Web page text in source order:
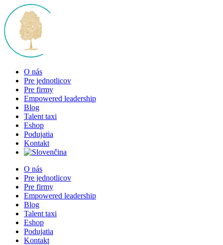
Skip
to
content
O nás
Pre jednotlicov
Pre firmy
Empowered leadership
Blog
Talent taxi
Eshop
Podujatia
Kontakt
O nás
Pre jednotlicov
Pre firmy
Empowered leadership
Blog
Talent taxi
Eshop
Podujatia
Kontakt